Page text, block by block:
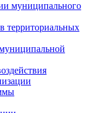
муниципального
территориальных